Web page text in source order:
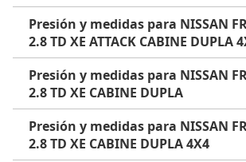
Presión y medidas para NISSAN
2.8 TD XE ATTACK CABINE DUPLA
Presión y medidas para NISSAN
2.8 TD XE CABINE DUPLA
Presión y medidas para NISSAN
2.8 TD XE CABINE DUPLA 4X4